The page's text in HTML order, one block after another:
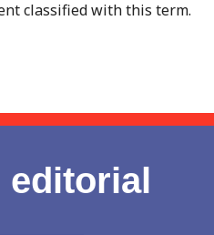
classified with this term.
editorial